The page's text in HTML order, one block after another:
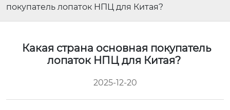
покупатель лопаток НПЦ для Китая?
Какая страна основная покупатель
лопаток НПЦ для Китая?
2025-12-20